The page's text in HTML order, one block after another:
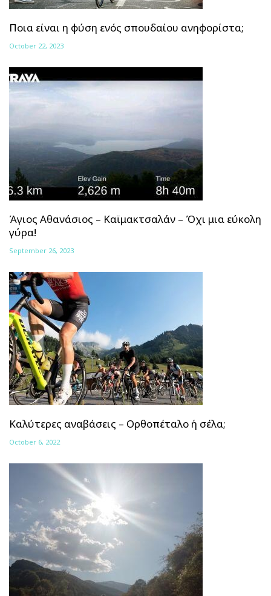
Ποια είναι η φύση ενός σπουδαίου ανηφορίστα;
October 22, 2023
Άγιος Αθανάσιος – Καϊμακτσαλάν – Όχι μια εύκολη
γύρα!
September 26, 2023
Καλύτερες αναβάσεις – Ορθοπέταλο ή σέλα;
October 6, 2022